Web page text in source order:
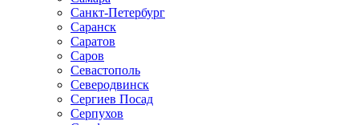
Санкт-Петербург
Саранск
Саратов
Саров
Севастополь
Северодвинск
Сергиев Посад
Серпухов